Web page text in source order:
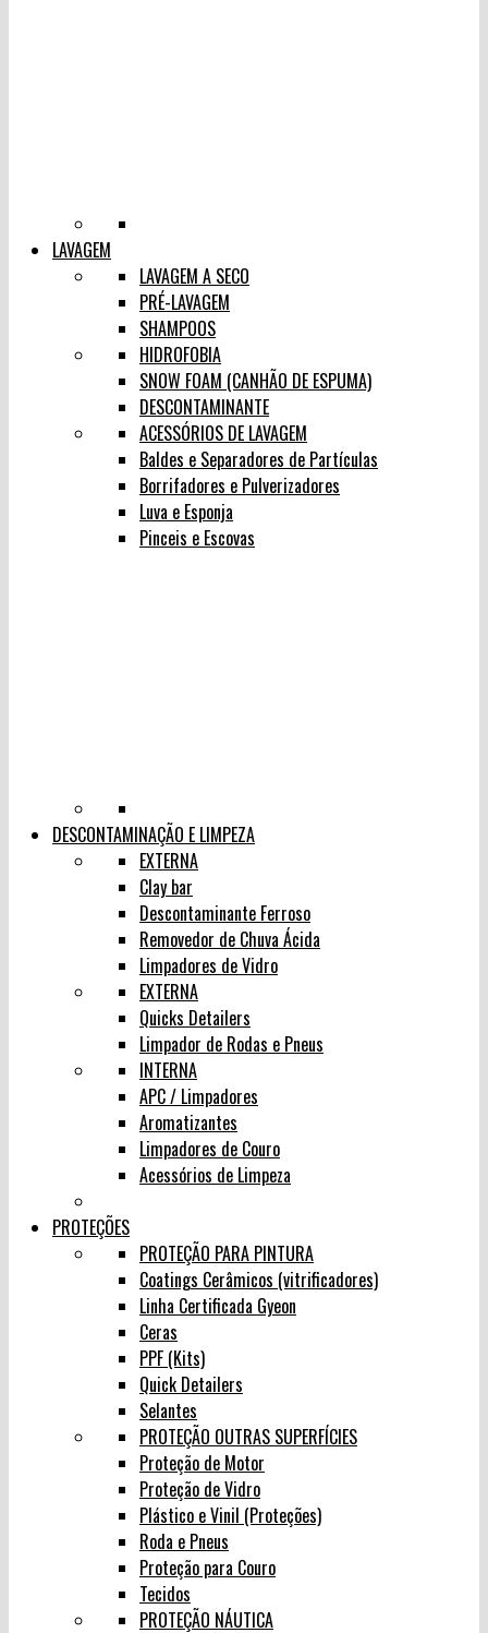
LAVAGEM
LAVAGEM A SECO
PRÉ-LAVAGEM
SHAMPOOS
HIDROFOBIA
SNOW FOAM (CANHÃO DE ESPUMA)
DESCONTAMINANTE
ACESSÓRIOS DE LAVAGEM
Baldes e Separadores de Partículas
Borrifadores e Pulverizadores
Luva e Esponja
Pinceis e Escovas
DESCONTAMINAÇÃO E LIMPEZA
EXTERNA
Clay bar
Descontaminante Ferroso
Removedor de Chuva Ácida
Limpadores de Vidro
EXTERNA
Quicks Detailers
Limpador de Rodas e Pneus
INTERNA
APC / Limpadores
Aromatizantes
Limpadores de Couro
Acessórios de Limpeza
PROTEÇÕES
PROTEÇÃO PARA PINTURA
Coatings Cerâmicos (vitrificadores)
Linha Certificada Gyeon
Ceras
PPF (Kits)
Quick Detailers
Selantes
PROTEÇÃO OUTRAS SUPERFÍCIES
Proteção de Motor
Proteção de Vidro
Plástico e Vinil (Proteções)
Roda e Pneus
Proteção para Couro
Tecidos
PROTEÇÃO NÁUTICA